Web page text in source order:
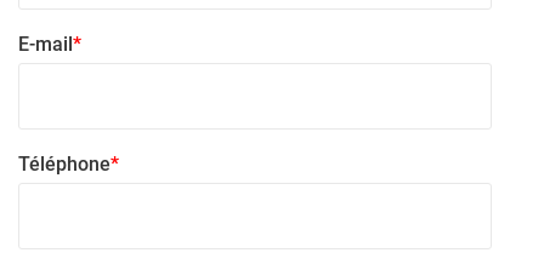
E-mail*
Téléphone*